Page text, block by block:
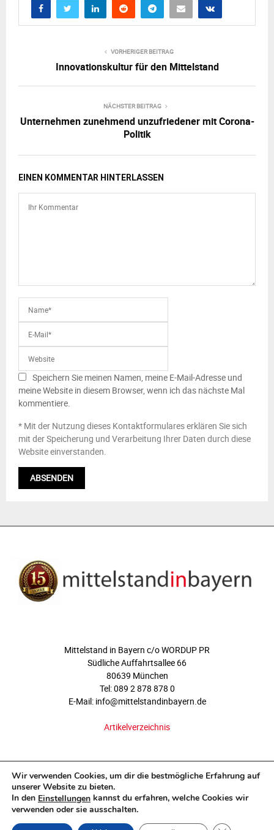
VORHERIGER BEITRAG
Innovationskultur für den Mittelstand
NÄCHSTER BEITRAG
Unternehmen zunehmend unzufriedener mit Corona-
Politik
EINEN KOMMENTAR HINTERLASSEN
Speichern Sie meinen Namen, meine E-Mail-Adresse und
meine Website in diesem Browser, wenn ich das nächste Mal
kommentiere.
* Mit der Nutzung dieses Kontaktformulares erklären Sie sich
mit der Speicherung und Verarbeitung Ihrer Daten durch diese
Website einverstanden.
Mittelstand in Bayern c/o WORDUP PR
Südliche Auffahrtsallee 66
80639 München
Tel: 089 2 878 878 0
E-Mail: info@mittelstandinbayern.de
Artikelverzeichnis
Wir verwenden Cookies, um dir die bestmögliche Erfahrung auf
unserer Website zu bieten.
In den Einstellungen kannst du erfahren, welche Cookies wir
verwenden oder sie ausschalten.